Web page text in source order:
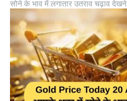
सोने के भाव में लगातार उतराव चढ़ाव देखने